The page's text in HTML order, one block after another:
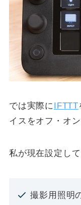
では実際に IFTTT
イスをオフ・オ
私が現在設定し
撮影用照明